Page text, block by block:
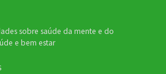
sobre saúde da mente e do
e bem estar